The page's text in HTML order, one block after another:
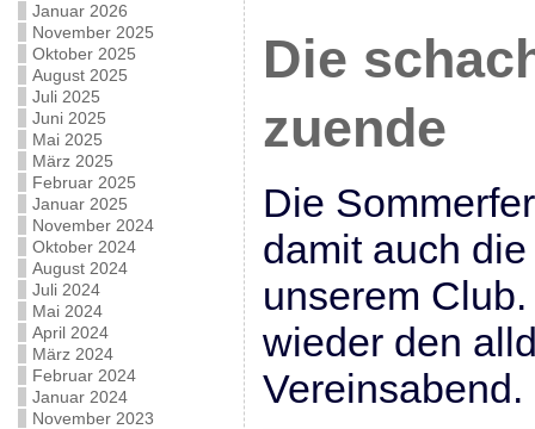
Januar 2026
November 2025
Oktober 2025
August 2025
Juli 2025
Juni 2025
Mai 2025
März 2025
Februar 2025
Januar 2025
November 2024
Oktober 2024
August 2024
Juli 2024
Mai 2024
April 2024
März 2024
Februar 2024
Januar 2024
November 2023
Die
zuende
Die
damit auch
unserem
wieder den
Vereinsabend.